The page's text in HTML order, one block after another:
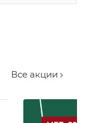
Все акции